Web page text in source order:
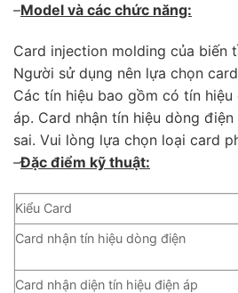
–Model và các chức năng:
Card injection molding của biến
Người sử dụng nên lựa chọn
Các tín hiệu bao gồm có tín
áp. Card nhận tín hiệu dòng
sai. Vui lòng lựa chọn loại card
–Đặc điểm kỹ thuật:
Kiểu Card
Card nhận tín hiệu dòng điện
Card nhận diện tín hiệu điện áp